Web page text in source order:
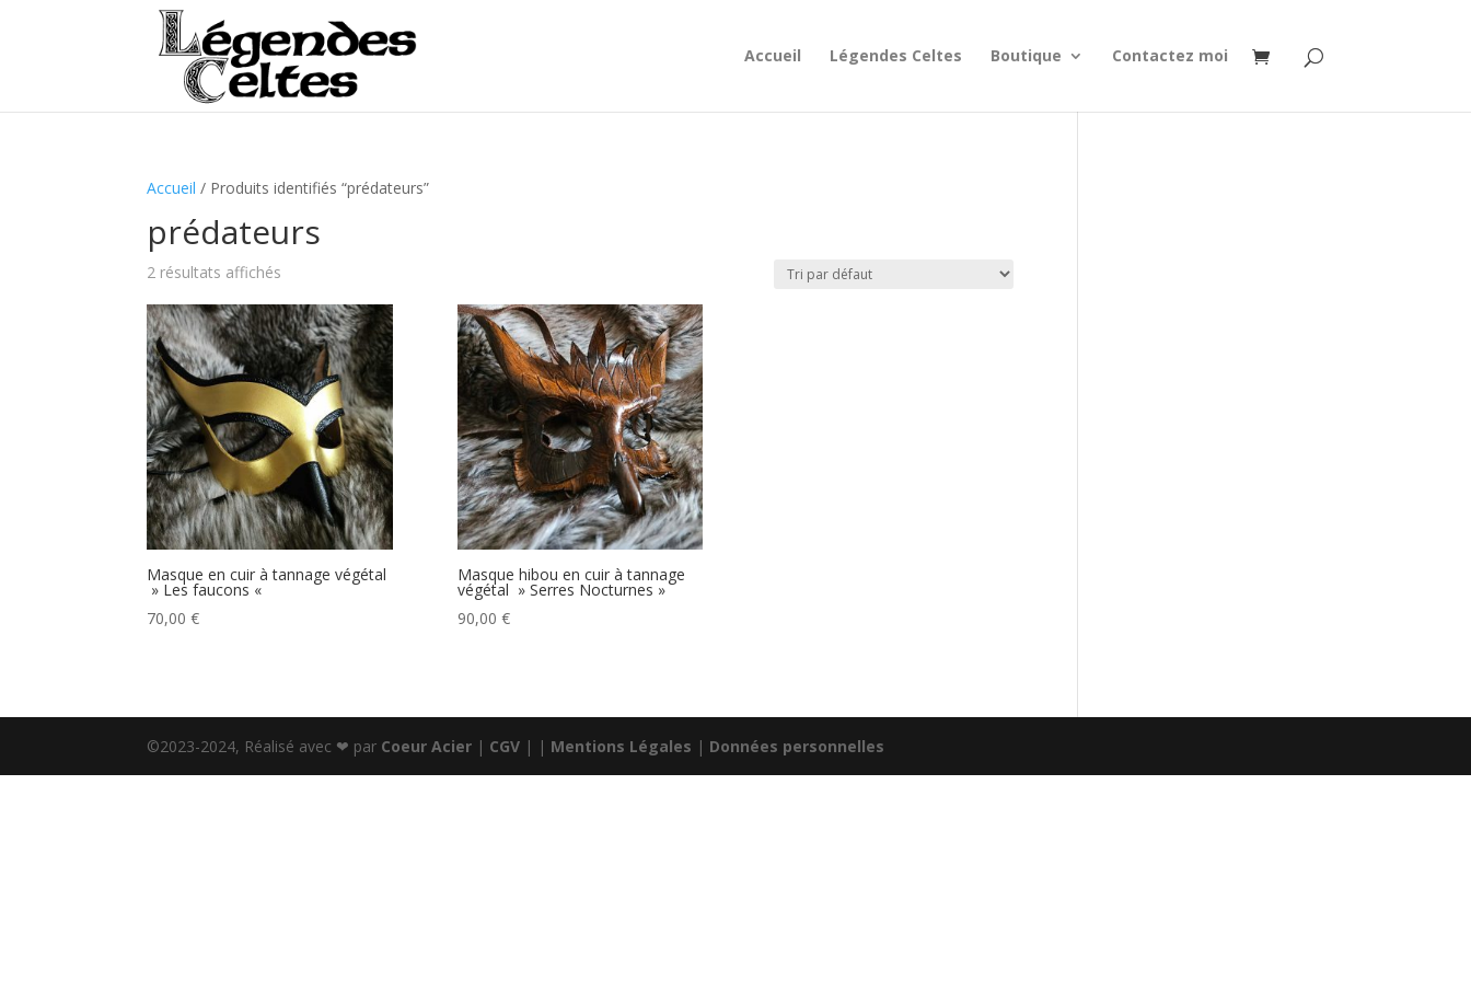
Accueil Légendes Celtes Boutique Contactez moi
Accueil / Produits identifiés “prédateurs”
prédateurs
2 résultats affichés
Masque en cuir à tannage végétal
» Les faucons «
70,00€
Masque hibou en cuir à tannage
végétal » Serres Nocturnes »
90,00 €
©2023-2024, Réalisé avec ❤ par Coeur Acier | CGV | | Mentions Légales | Données personnelles